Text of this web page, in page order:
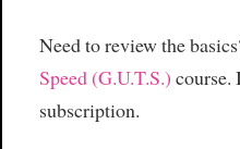
Need to review the
Speed (G.U.T.S.) course.
subscription.